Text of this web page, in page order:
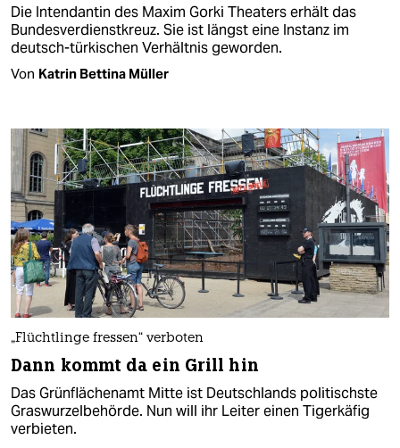
Die Intendantin des Maxim Gorki Theaters erhält das
Bundesverdienstkreuz. Sie ist längst eine Instanz im
deutsch-türkischen Verhältnis geworden.
Von Katrin Bettina Müller
„Flüchtlinge fressen“ verboten
Dann kommt da ein Grill hin
Das Grünflächenamt Mitte ist Deutschlands politischste
Graswurzelbehörde. Nun will ihr Leiter einen Tigerkäfig
verbieten.